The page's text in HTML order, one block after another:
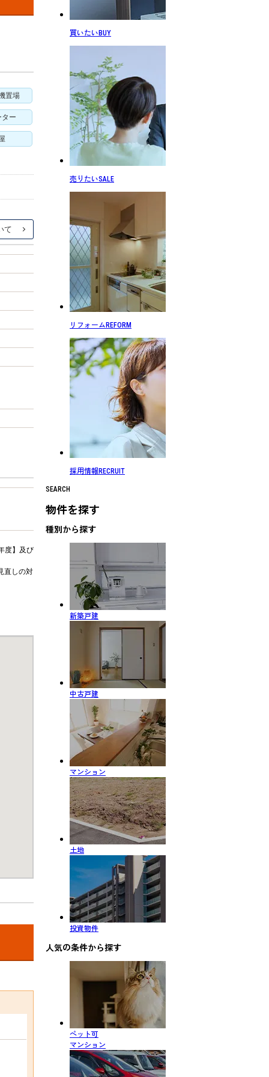
置場
ー
度】及び
直しの対
買いたい BUY
売りたいSALE
リフォーム REFORM
採用情報 RECRUIT
SEARCH
物件を探す
種別から探す
新築戸建
中古戸建
マンション
土地
投資物件
人気の条件から探す
ペット可
マンション